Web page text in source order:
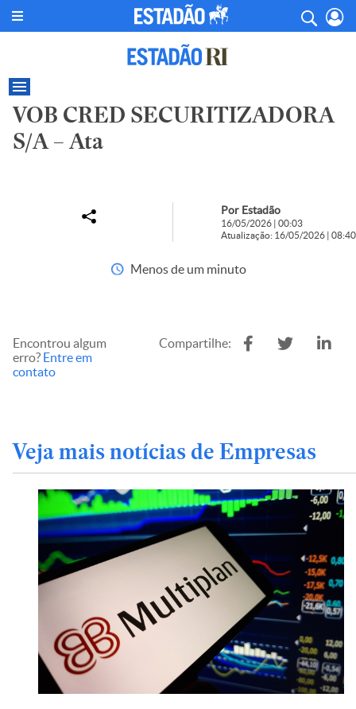
VOB CRED SECURITIZADORA
S/A – Ata
Por Estadão
16/05/2026 | 00:03
Atualização: 16/05/2026 | 08:40
Menos de um minuto
Encontrou algum
erro? Entre em
contato
Compartilhe:
Veja mais notícias de Empresas